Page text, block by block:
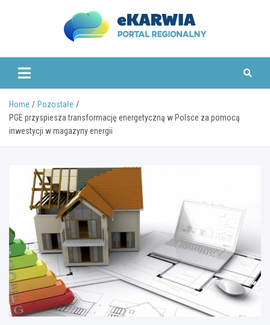
www.ekarwia.pl
Home
Pozostałe
PGE przyspiesza transformację energetyczną w Polsce za pomocą
inwestycji w magazyny energii